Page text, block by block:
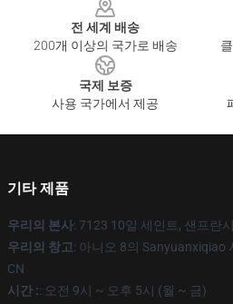
전 세계 배송
200개 이상의 국가로 배송
국제 보증
사용 국가에서 제공
기타 제품
우리의 본사: 7123 10일 세인트, 샌프란
우리의 창고: 아니오 8의 Sanyuanxiqiao
CN
시간 :: 오전 9시 ~ 오후 5시 (월 ~ 금)